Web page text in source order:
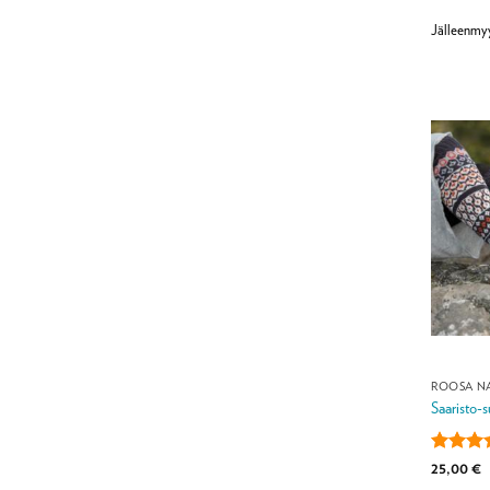
ROOSA
Saaristo-
Arvostelu
25,00€